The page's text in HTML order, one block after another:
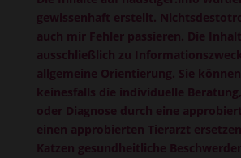
gewissenhaft erstellt.
auch mir Fehler passieren. Die
ausschließlich zu
allgemeine Orientierung. Sie
keinesfalls die individuelle
oder Diagnose durch eine
einen approbierten Tierarzt
Katzen gesundheitliche